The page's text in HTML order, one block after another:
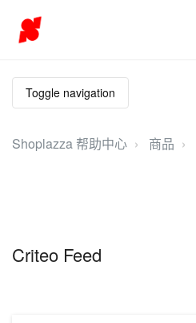
Toggle navigation
Shoplazza 帮助中心 商品
Criteo Feed